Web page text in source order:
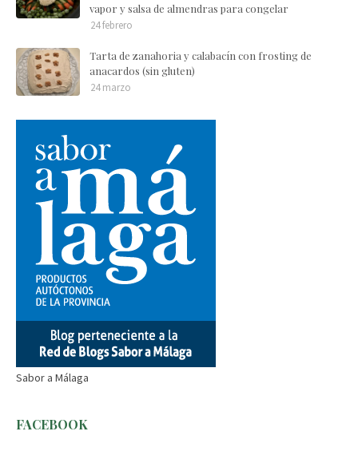
vapor y salsa de almendras para congelar
24 febrero
Tarta de zanahoria y calabacín con frosting de
anacardos (sin gluten)
24 marzo
Sabor a Málaga
FACEBOOK